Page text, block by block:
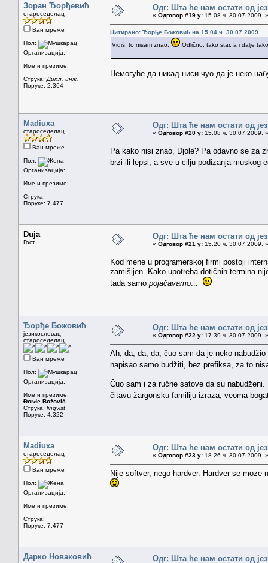
Зоран Ђорђевић
староседелац
Ван мреже
Пол:
Организација:
Име и презиме:
Струка: Дипл. инж.
Поруке: 2.364
Одг: Шта ће нам остати од
« Одговор #19 у: 15.08 ч. 30.07.2009. »
Цитирано: Ђорђе Божовић на 15.04 ч. 30.07.2009.
Vidiš, to nisam znao.
Odlično; tako star, a i dalje
Немогуће да никад ниси чуо да је неко
Madiuxa
староседелац
Ван мреже
Пол:
Организација:
Име и презиме:
Струка:
Поруке: 7.477
Одг: Шта ће нам остати од
« Одговор #20 у: 15.08 ч. 30.07.2009. »
Pa kako nisi znao, Djole? Pa odavno se za
brzi ili lepsi, a sve u cilju podizanja muskog
Duja
Гост
Одг: Шта ће нам остати од
« Одговор #21 у: 15.20 ч. 30.07.2009. »
Kod mene u programerskoj firmi postoji
zamišljen. Kako upotreba dotičnih termina
tada samo pojačavamo
Ђорђе Божовић
језикословац
староседелац
Ван мреже
Пол:
Организација:
Име и презиме:
Đorđe Božović
Струка: lingvist
Поруке: 4.322
Одг: Шта ће нам остати од
« Одговор #22 у: 17.39 ч. 30.07.2009. »
Ah, da, da, da, čuo sam da je neko
napisao samo budžiti, bez prefiksa, za to
Čuo sam i za ručne satove da su
čitavu žargonsku familiju izraza, veoma
Madiuxa
староседелац
Ван мреже
Пол:
Организација:
Име и презиме:
Струка:
Поруке: 7.477
Одг: Шта ће нам остати од
« Одговор #23 у: 18.26 ч. 30.07.2009. »
Nije softver, nego hardver. Hardver se
Дарко Новаковић Одг: Шта ће нам остати од